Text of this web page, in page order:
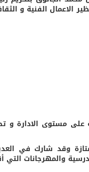
الاعمال الفنية و
على مستوى
وقد شارك في
والمهرجانات التي